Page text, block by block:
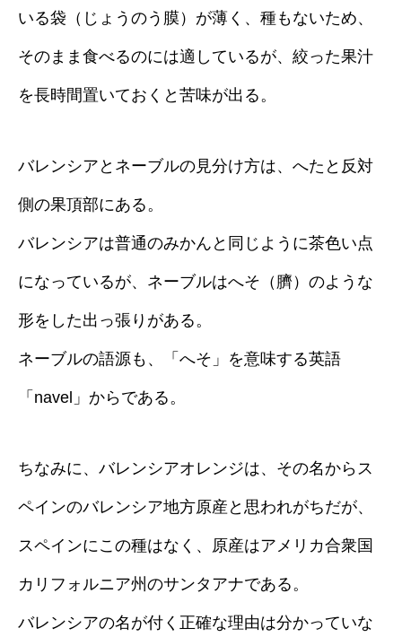
いる袋（じょうのう膜）が薄く、種もないため、
そのまま食べるのには適しているが、絞った果汁
を長時間置いておくと苦味が出る。
バレンシアとネーブルの見分け方は、へたと反対
側の果頂部にある。
バレンシアは普通のみかんと同じように茶色い点
になっているが、ネーブルはへそ（臍）のような
形をした出っ張りがある。
ネーブルの語源も、「へそ」を意味する英語
「navel」からである。
ちなみに、バレンシアオレンジは、その名からス
ペインのバレンシア地方原産と思われがちだが、
スペインにこの種はなく、原産はアメリカ合衆国
カリフォルニア州のサンタアナである。
バレンシアの名が付く正確な理由は分かっていな